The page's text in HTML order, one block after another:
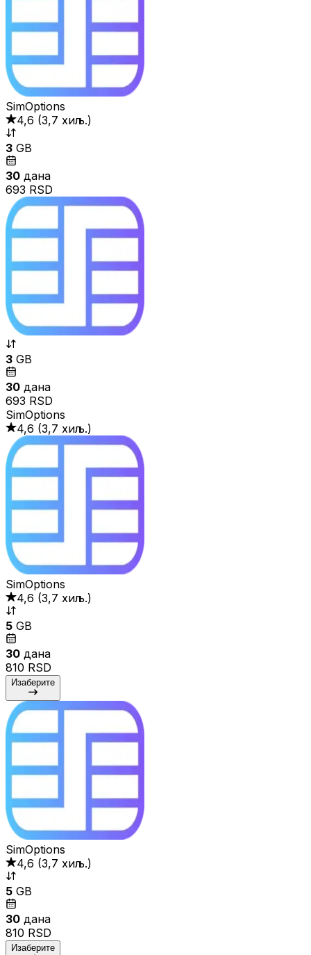
SimOptions
4,6 (3,7 хиљ.)
3 GB
30 дана
693 RSD
3 GB
30 дана
693 RSD
SimOptions
4,6 (3,7 хиљ.)
SimOptions
4,6 (3,7 хиљ.)
5 GB
30 дана
810 RSD
Изаберите
SimOptions
4,6 (3,7 хиљ.)
5 GB
30 дана
810 RSD
Изаберите